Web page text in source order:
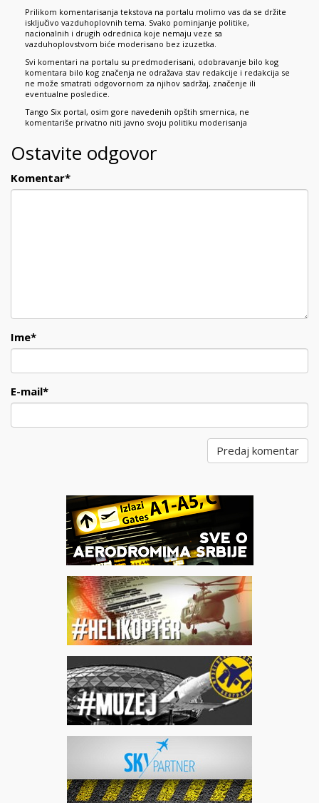
Prilikom komentarisanja tekstova na portalu molimo vas da se držite
isključivo vazduhoplovnih tema. Svako pominjanje politike,
nacionalnih i drugih odrednica koje nemaju veze sa
vazduhoplovstvom biće moderisano bez izuzetka.
Svi komentari na portalu su predmoderisani, odobravanje bilo kog
komentara bilo kog značenja ne odražava stav redakcije i redakcija se
ne može smatrati odgovornom za njihov sadržaj, značenje ili
eventualne posledice.
Tango Six portal, osim gore navedenih opštih smernica, ne
komentariše privatno niti javno svoju politiku moderisanja
Ostavite odgovor
Komentar*
Ime*
E-mail*